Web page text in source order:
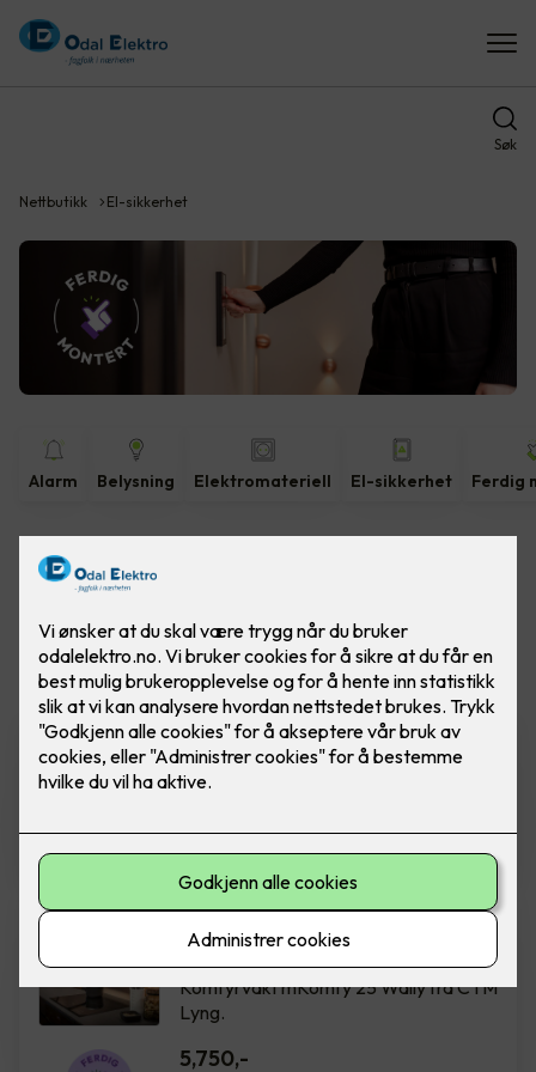
Søk
Nettbutikk El-sikkerhet
Alarm Belysning Elektromateriell El-sikkerhet Ferdig
Vis flerefiltre
Rehabilitering av sikringsskap
Ferdig montert rehab sikringsskap m/
18,800,-
m/trådløs sensor
Komfyrvakt mKomfy 25 Wally fra CTM
Lyng.
5,750,-